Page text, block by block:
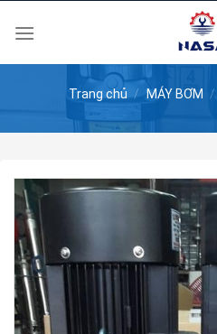
Trang chủ / MÁY BƠM /